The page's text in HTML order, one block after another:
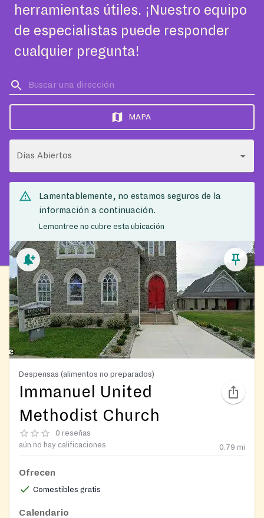
herramientas útiles. ¡Nuestro equipo
de especialistas puede responder
cualquier pregunta!
MAPA
Días Abiertos
Lamentablemente, no estamos seguros de la
información a continuación.
Lemontree no cubre esta ubicación
Despensas (alimentos no preparados)
Immanuel United
Methodist Church
0 reseñas
aún no hay calificaciones
0.79 mi
Ofrecen
Comestibles gratis
Calendario